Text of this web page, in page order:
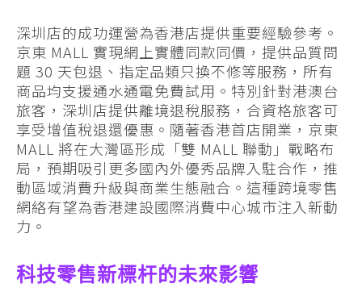
深圳店的成功運營為香港店提供重要經驗參考。
京東 MALL 實現網上實體同款同價，提供品質問
題 30 天包退、指定品類只換不修等服務，所有
商品均支援通水通電免費試用。特別針對港澳台
旅客，深圳店提供離境退稅服務，合資格旅客可
享受增值稅退還優惠。隨著香港首店開業，京東
MALL 將在大灣區形成「雙 MALL 聯動」戰略布
局，預期吸引更多國內外優秀品牌入駐合作，推
動區域消費升級與商業生態融合。這種跨境零售
網絡有望為香港建設國際消費中心城市注入新動
力。
科技零售新標杆的未來影響